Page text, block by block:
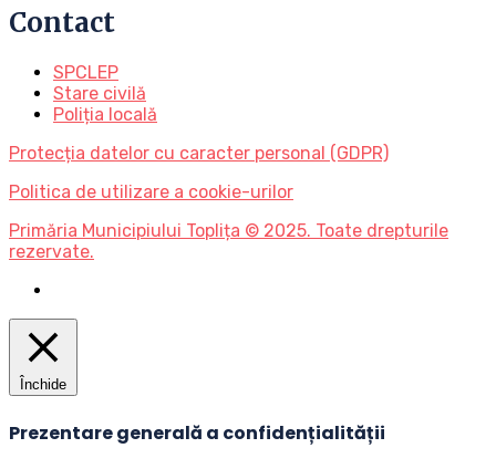
Contact
SPCLEP
Stare civilă
Poliția locală
Protecția datelor cu caracter personal (GDPR)
Politica de utilizare a cookie-urilor
Primăria Municipiului Toplița © 2025. Toate drepturile
rezervate.
Închide
Prezentare generală a confidențialității